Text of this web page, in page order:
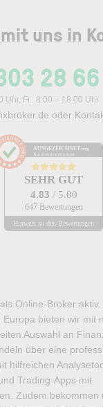
uns in
28
Uhr, Fr.: 8:00 – 18:00 Uhr
oder
AUSGEZEICHNET .org
Kundenbewertungen
SEHR GUT
4.83 / 5.00
647 Bewertungen
Hinweis zu den Bewertungen
Online-Broker
Europa bieten wir mit
Auswahl an
über eine
hilfreichen
Trading-Apps mit
Zudem bekommen